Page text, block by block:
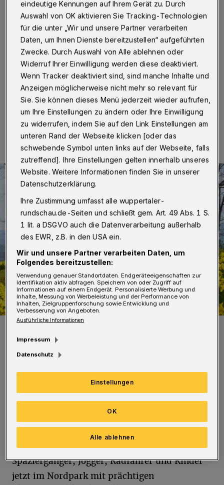
Wuppertal·Jetzt aber schnell die Sonnenbrillen 'raus:
Nicht nur wegen des schönen Frühlingswetters mit
Sonnenschein satt brauchten Besucher im Nordpark
jetzt getönte Gläser. In den vergangenen Tagen
leuchteten dort als Frühlingsboten satt-gelbe
Narzissen im Überfluss.
18.04.2018 , 15:01 Uhr
Narzissenpracht im Norspark.
Foto: Stadt Wuppertal
Im Herbst vorigen Jahres hatten Mitarbeiter
des Ressorts Grünflächen und Forsten an die
100.000 Narzissen-Zwiebeln in die Erde
gebracht und so dafür gesorgt, dass die vielen
Spaziergänger, Jogger, Radfahrer und Kinder
jetzt im Nordpark mit prächtigen
eindeutige Kennungen auf Ihrem Gerät zu. Durch
Auswahl von OK aktivieren Sie Tracking-Technologien
für die unter „Wir und unsere Partner verarbeiten
Daten, um Ihnen Dienste bereitzustellen“ aufgeführten
Zwecke. Durch Auswahl von Alle ablehnen oder
Widerruf Ihrer Einwilligung werden diese deaktiviert.
Wenn Tracker deaktiviert sind, sind manche Inhalte und
Anzeigen möglicherweise nicht mehr so relevant für
Sie. Sie können dieses Menü jederzeit wieder aufrufen,
um Ihre Einstellungen zu ändern oder Ihre Einwilligung
zu widerrufen, indem Sie auf den Link Einstellungen am
unteren Rand der Webseite klicken [oder das
schwebende Symbol unten links auf der Webseite, falls
zutreffend]. Ihre Einstellungen gelten innerhalb unseres
Website. Weitere Informationen finden Sie in unserer
Datenschutzerklärung.
Ihre Zustimmung umfasst alle wuppertaler-
rundschau.de-Seiten und schließt gem. Art. 49 Abs. 1 S.
1 lit. a DSGVO auch die Datenverarbeitung außerhalb
des EWR, z.B. in den USA ein.
Wir und unsere Partner verarbeiten Daten, um
Folgendes bereitzustellen:
Verwendung genauer Standortdaten. Endgeräteeigenschaften zur
Identifikation aktiv abfragen. Speichern von oder Zugriff auf
Informationen auf einem Endgerät. Personalisierte Werbung und
Inhalte, Messung von Werbeleistung und der Performance von
Inhalten, Zielgruppenforschung sowie Entwicklung und
Verbesserung von Angeboten.
Ausführliche Informationen
Impressum
Datenschutz
Einstellungen
Alle ablehnen
OK